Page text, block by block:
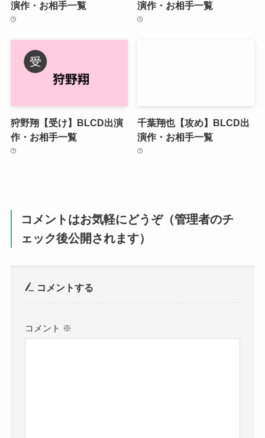
演作・お相手一覧
演作・お相手一覧
狩野翔【受け】BLCD出演
作・お相手一覧
千葉翔也【攻め】BLCD出
演作・お相手一覧
コメントはお気軽にどうぞ（管理者のチ
ェック後公開されます）
コメントする
コメント ※